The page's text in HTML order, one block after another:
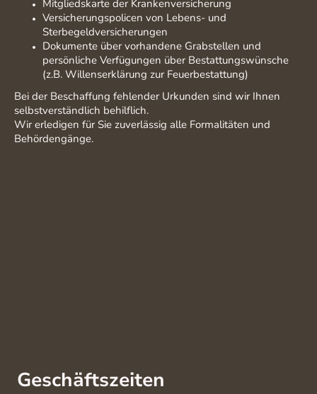
Mitgliedskarte der Krankenversicherung
Versicherungspolicen von Lebens- und
Sterbegeldversicherungen
Dokumente über vorhandene Grabstellen und
persönliche Verfügungen über Bestattungswünsche
(z.B. Willenserklärung zur Feuerbestattung)
Bei der Beschaffung fehlender Urkunden sind wir Ihnen
selbstverständlich behilflich.
Wir erledigen für Sie zuverlässig alle Formalitäten und
Behördengänge.
Geschäftszeiten